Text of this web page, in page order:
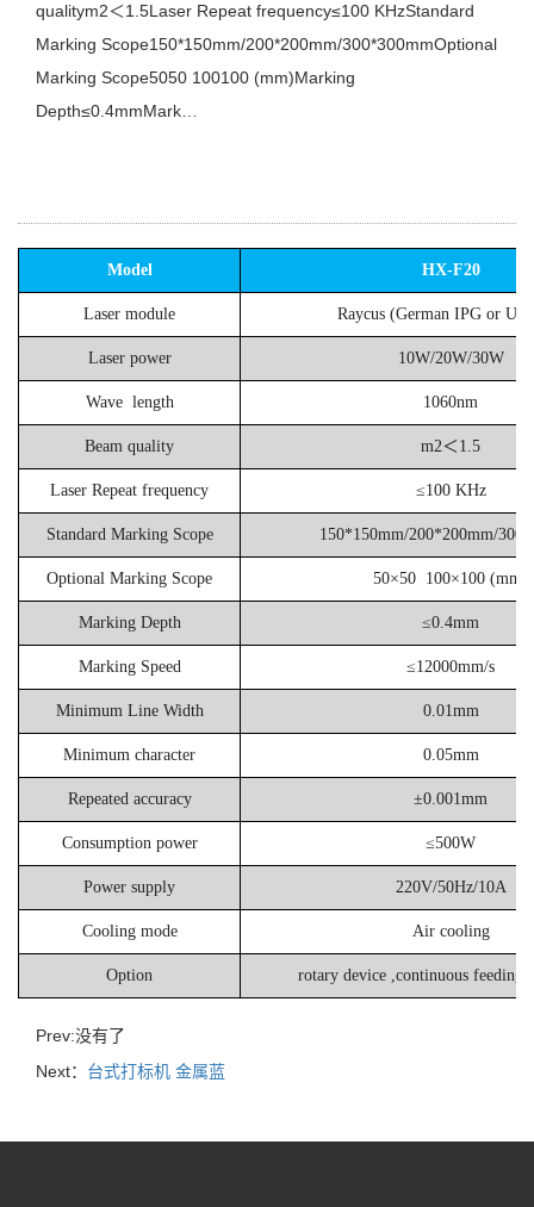
qualitym2＜1.5Laser Repeat frequency≤100 KHzStandard
Marking Scope150*150mm/200*200mm/300*300mmOptional
Marking Scope5050 100100 (mm)Marking
Depth≤0.4mmMark…
Model HX-F20
Laser module Raycus (German IPG or UK
Laser power 10W/20W/30W
Wave length 1060nm
Beam quality m2＜1.5
Laser Repeat frequency ≤100 KHz
Standard Marking Scope 150*150mm/200*200mm/
Optional Marking Scope 50×50 100×100 (mm)
Marking Depth ≤0.4mm
Marking Speed ≤12000mm/s
Minimum Line Width 0.01mm
Minimum character 0.05mm
Repeated accuracy ±0.001mm
Consumption power ≤500W
Power supply 220V/50Hz/10A
Cooling mode Air cooling
Option rotary device ,continuous feeding
Prev:没有了
Next： 台式打标机 金属蓝